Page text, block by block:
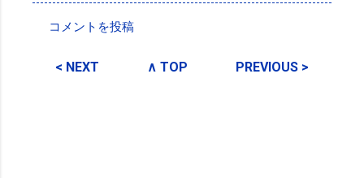
メ
コメントを投稿
< NEXT ∧ TOP PREVIOUS >